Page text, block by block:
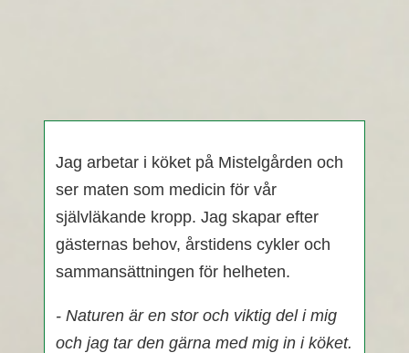
Jag arbetar i köket på Mistelgården och
ser maten som medicin för vår
självläkande kropp. Jag skapar efter
gästernas behov, årstidens cykler och
sammansättningen för helheten.
- Naturen är en stor och viktig del i mig
och jag tar den gärna med mig in i köket.